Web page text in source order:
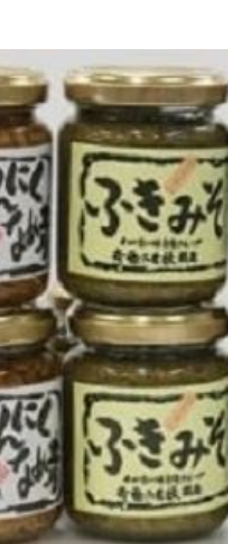
レーション
ルワーカー
フリーラン
リーランス